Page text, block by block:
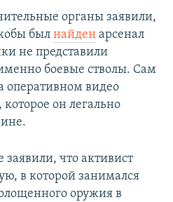
органы заявили,
был найден арсенал
не представили
боевые стволы. Сам
оперативном видео
он легально
что активист
в которой занимался
оружия в